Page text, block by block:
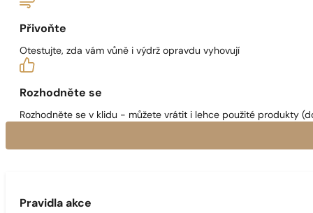
Přivoňte
Otestujte, zda vám vůně i výdrž opravdu vyhovují
Rozhodněte se
Rozhodněte se v klidu - můžete vrátit i lehce použité produkty
Pravidla akce